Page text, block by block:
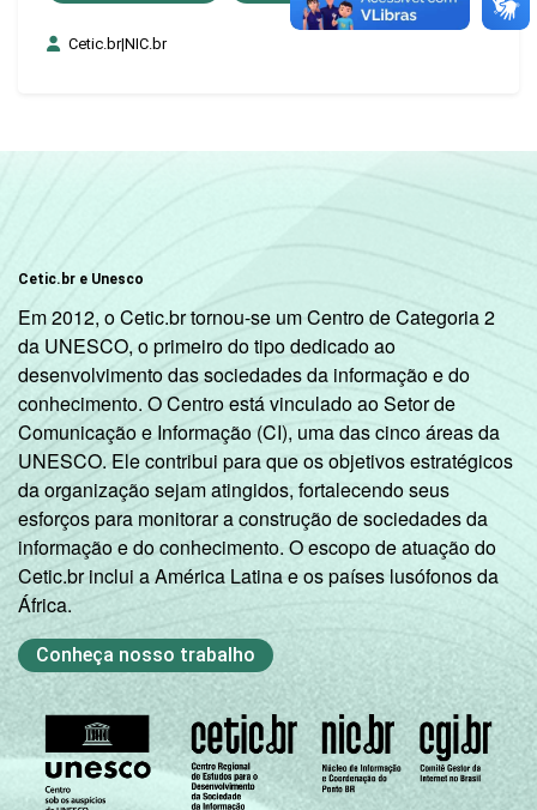
Cetic.br|NIC.br
Cetic.br e Unesco
Em 2012, o Cetic.br tornou-se um Centro de Categoria 2
da UNESCO, o primeiro do tipo dedicado ao
desenvolvimento das sociedades da informação e do
conhecimento. O Centro está vinculado ao Setor de
Comunicação e Informação (CI), uma das cinco áreas da
UNESCO. Ele contribui para que os objetivos estratégicos
da organização sejam atingidos, fortalecendo seus
esforços para monitorar a construção de sociedades da
informação e do conhecimento. O escopo de atuação do
Cetic.br inclui a América Latina e os países lusófonos da
África.
Conheça nosso trabalho